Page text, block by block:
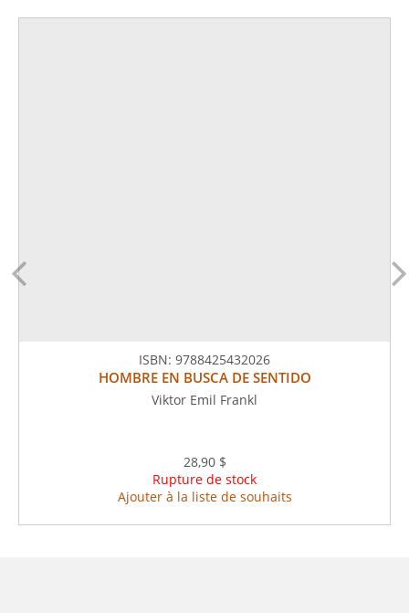
ISBN: 9788425432026
HOMBRE EN BUSCA DE SENTIDO
Viktor Emil Frankl
28,90 $
Rupture de stock
Ajouter à la liste de souhaits